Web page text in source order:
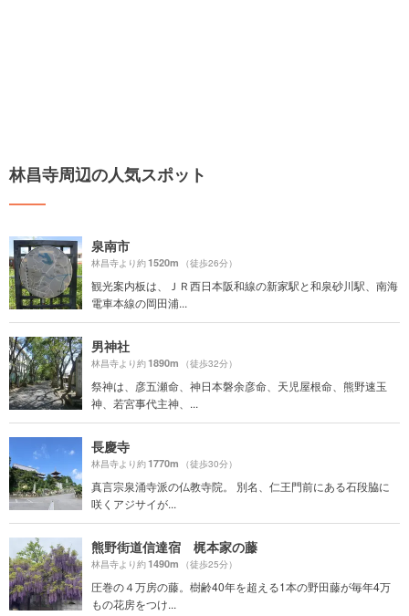
林昌寺周辺の人気スポット
泉南市
林昌寺より約1520m （徒歩26分）
観光案内板は、ＪＲ西日本阪和線の新家駅と和泉砂川駅、南海
電車本線の岡田浦...
男神社
林昌寺より約1890m （徒歩32分）
祭神は、彦五瀬命、神日本磐余彦命、天児屋根命、熊野速玉
神、若宮事代主神、...
長慶寺
林昌寺より約1770m （徒歩30分）
真言宗泉涌寺派の仏教寺院。 別名、仁王門前にある石段脇に
咲くアジサイが...
熊野街道信達宿 梶本家の藤
林昌寺より約1490m （徒歩25分）
圧巻の４万房の藤。樹齢40年を超える1本の野田藤が毎年4万
もの花房をつけ...